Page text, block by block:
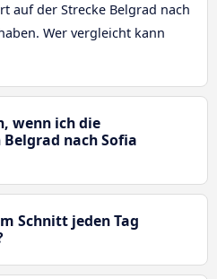
auf der Strecke Belgrad nach
Wer vergleicht kann
wenn ich die
nach Sofia
Schnitt jeden Tag